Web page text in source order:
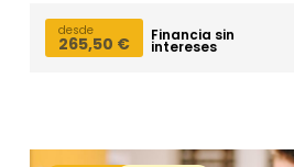
desde
265,50 € Financia sin
intereses